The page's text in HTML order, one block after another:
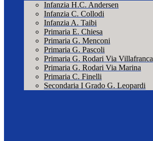
Infanzia H.C. Andersen
Infanzia C. Collodi
Infanzia A. Taibi
Primaria E. Chiesa
Primaria G. Menconi
Primaria G. Pascoli
Primaria G. Rodari Via Villafranca
Primaria G. Rodari Via Marina
Primaria C. Finelli
Secondaria I Grado G. Leopardi